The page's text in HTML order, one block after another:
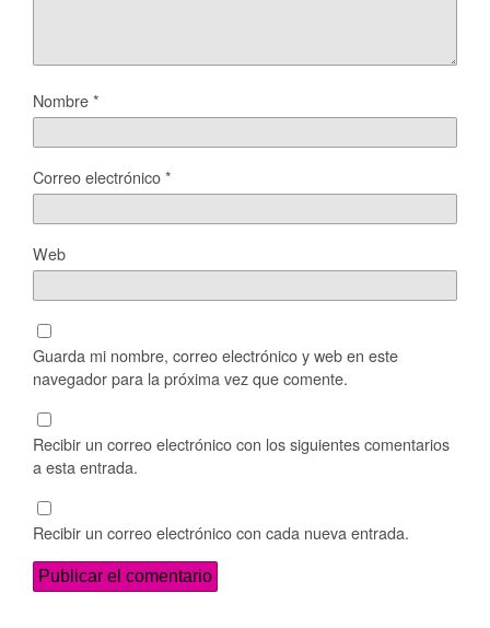
Nombre*
Correo electrónico*
Web
Guarda mi nombre, correo electrónico y web en este
navegador para la próxima vez que comente.
Recibir un correo electrónico con los siguientes comentarios
a esta entrada.
Recibir un correo electrónico con cada nueva entrada.